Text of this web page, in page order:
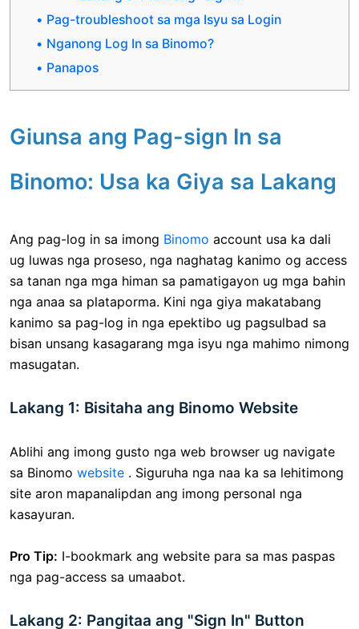
Pag-troubleshoot sa mga Isyu sa Login
Nganong Log In sa Binomo?
Panapos
Giunsa ang Pag-sign In sa
Binomo: Usa ka Giya sa Lakang
Ang pag-log in sa imong Binomo account usa ka dali
ug luwas nga proseso, nga naghatag kanimo og access
sa tanan nga mga himan sa pamatigayon ug mga bahin
nga anaa sa plataporma. Kini nga giya makatabang
kanimo sa pag-log in nga epektibo ug pagsulbad sa
bisan unsang kasagarang mga isyu nga mahimo nimong
masugatan.
Lakang 1: Bisitaha ang Binomo Website
Ablihi ang imong gusto nga web browser ug navigate
sa Binomo website . Siguruha nga naa ka sa lehitimong
site aron mapanalipdan ang imong personal nga
kasayuran.
Pro Tip: I-bookmark ang website para sa mas paspas
nga pag-access sa umaabot.
Lakang 2: Pangitaa ang "Sign In" Button